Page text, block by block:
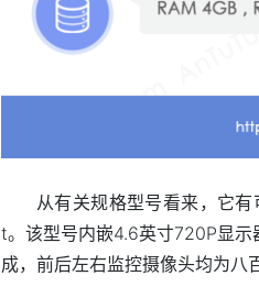
从有关规格型号看来，它
t。该型号内嵌4.6英寸720P显
成，前后左右监控摄像头均为八